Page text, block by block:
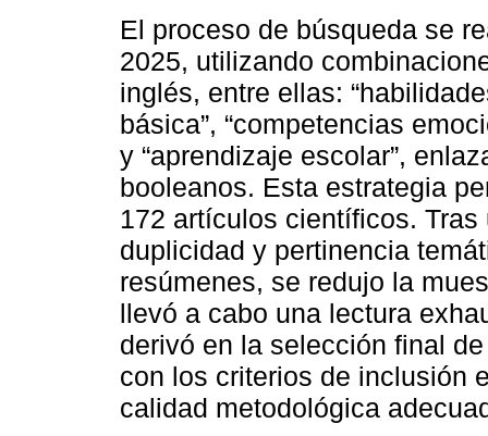
El proceso de búsqueda se
2025, utilizando
inglés, entre ellas:
básica”, “competencias
y “aprendizaje escolar”,
booleanos. Esta estrategia
172 artículos científicos.
duplicidad y pertinencia
resúmenes, se redujo la
llevó a cabo una lectura
derivó en la selección final
con los criterios de inclusión
calidad metodológica